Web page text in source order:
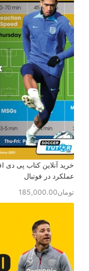
خرید آنلاین کتاب پی دی
عملکرد در فوتبال
تومان185,000.00